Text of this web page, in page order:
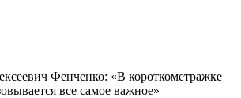
Фенченко: «В короткометражке
все самое важное»